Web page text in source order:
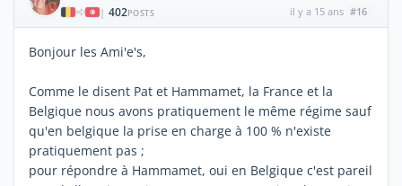
| 402POSTS il y a 15 ans #16
Bonjour les Ami'e's,
Comme le disent Pat et Hammamet, la France et la
Belgique nous avons pratiquement le même régime sauf
qu'en belgique la prise en charge à 100 % n'existe
pratiquement pas ;
pour répondre à Hammamet, oui en Belgique c'est pareil